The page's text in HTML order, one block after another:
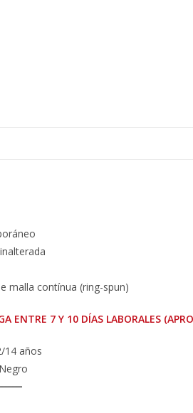
malla contínua (ring-spun)
ENTRE 7 Y 10 DÍAS LABORALES
14 años